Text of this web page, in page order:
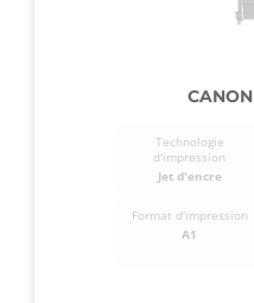
Technologie
d'impression
Jet d'encre
Format d'impression
A1